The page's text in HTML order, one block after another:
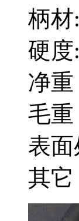
柄材
硬度
净重
毛重
表
其